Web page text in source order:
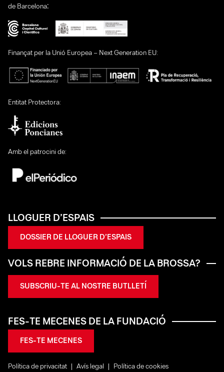
de Barcelona:
Finançat per la Unió Europea – Next Generation EU:
Entitat Protectora:
Amb el patrocini de:
LLOGUER D’ESPAIS
DOSSIER DE LLOGUER D’ESPAIS
VOLS REBRE INFORMACIÓ DE LA BROSSA?
SUBSCRIU-TE AL NOSTRE BUTLLETÍ
FES-TE MECENES DE LA FUNDACIÓ
FES-TE MECENES
Política de privacitat Avís legal Política de cookies